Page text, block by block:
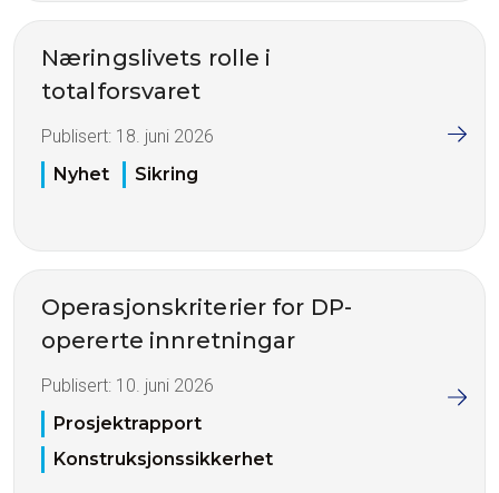
Næringslivets rolle i
totalforsvaret
Publisert: 18. juni 2026
Nyhet
Sikring
Operasjonskriterier for DP-
opererte innretningar
Publisert: 10. juni 2026
Prosjektrapport
Konstruksjonssikkerhet